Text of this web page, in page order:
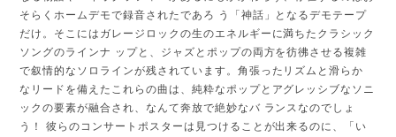
そらくホームデモで録音されたであろ う「神話」となるデモテープ
だけ。そこにはガレージロックの生のエネルギーに満ちたクラシック
ソングのラインナ ップと、ジャズとポップの両方を彷彿させる複雑
で叙情的なソロラインが残されています。角張ったリズムと滑らか
なリードを備えたこれらの曲は、純粋なポップとアグレッシブなソニ
ックの要素が融合され、なんて奔放で絶妙なバ ランスなのでしょ
う！ 彼らのコンサートポスターは見つけることが出来るのに、「い